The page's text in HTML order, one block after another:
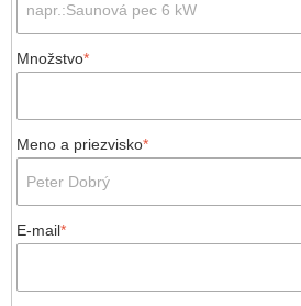
Množstvo*
Meno a priezvisko*
E-mail*